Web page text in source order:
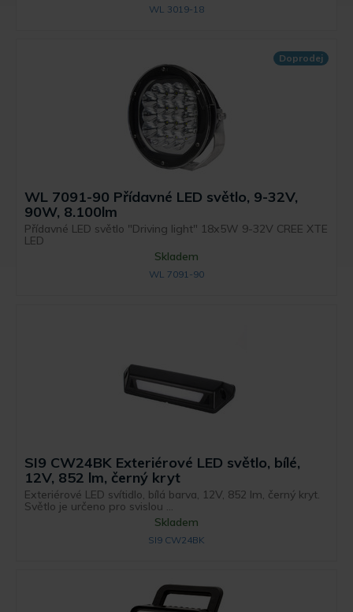
WL 3019-18
Doprodej
WL 7091-90 Přídavné LED světlo, 9-32V,
90W, 8.100lm
Přídavné LED světlo "Driving light" 18x5W 9-32V CREE XTE
LED
Skladem
WL 7091-90
SI9 CW24BK Exteriérové LED světlo, bílé,
12V, 852 lm, černý kryt
Exteriérové LED svítidlo, bílá barva, 12V, 852 lm, černý kryt.
Světlo je určeno pro svislou ...
Skladem
SI9 CW24BK